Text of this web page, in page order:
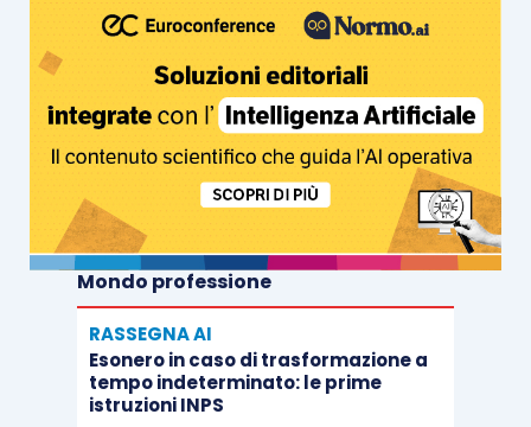
Mondo professione
RASSEGNA AI
Esonero in caso di trasformazione a
tempo indeterminato: le prime
istruzioni INPS